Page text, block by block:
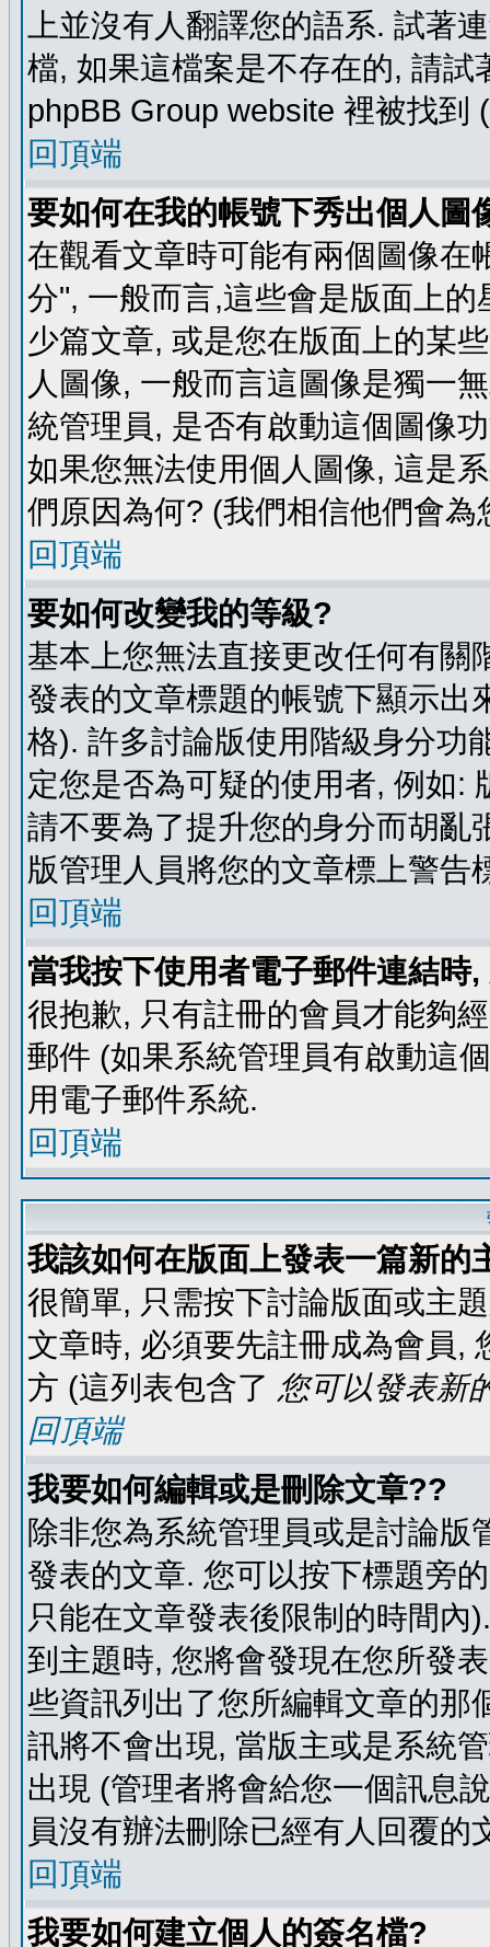
上並沒有人翻譯您的語系. 試著
檔, 如果這檔案是不存在的, 請
phpBB Group website 裡被找到
回頂端
要如何在我的帳號下秀出個人圖
在觀看文章時可能有兩個圖像在
分", 一般而言,這些會是版面上
少篇文章, 或是您在版面上的某
人圖像, 一般而言這圖像是獨一
統管理員, 是否有啟動這個圖像
如果您無法使用個人圖像, 這是
們原因為何? (我們相信他們會為
回頂端
要如何改變我的等級?
基本上您無法直接更改任何有關
發表的文章標題的帳號下顯示出
格). 許多討論版使用階級身分功
定您是否為可疑的使用者, 例如:
請不要為了提升您的身分而胡亂
版管理人員將您的文章標上警告
回頂端
當我按下使用者電子郵件連結時
很抱歉, 只有註冊的會員才能夠
郵件 (如果系統管理員有啟動這
用電子郵件系統.
回頂端
我該如何在版面上發表一篇新的
很簡單, 只需按下討論版面或主
文章時, 必須要先註冊成為會員,
方 (這列表包含了 您可以發表新
回頂端
我要如何編輯或是刪除文章??
除非您為系統管理員或是討論
發表的文章. 您可以按下標題旁
只能在文章發表後限制的時間
到主題時, 您將會發現在您所發
些資訊列出了您所編輯文章的那
訊將不會出現, 當版主或是系統
出現 (管理者將會給您一個訊息
員沒有辦法刪除已經有人回覆的
回頂端
我要如何建立個人的簽名檔?